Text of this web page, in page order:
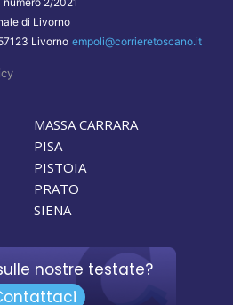
di Livorno
Livorno empoli@corrieretoscano.it
MASSA CARRARA
PISA
PISTOIA
PRATO
SIENA
nostre testate?